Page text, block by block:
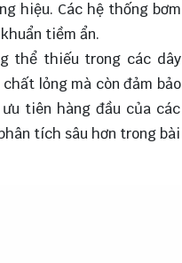
hiệu. Các hệ thống bơm
tiềm ẩn.
thể thiếu trong các dây
lỏng mà còn đảm bảo
tiên hàng đầu của các
tích sâu hơn trong bài